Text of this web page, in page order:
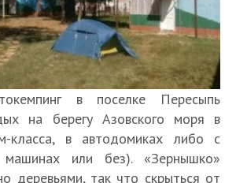
в поселке Пересыпь
на берегу Азовского моря в
класса, в автодомиках либо с
или без). «Зернышко»
деревьями, так что скрыться от